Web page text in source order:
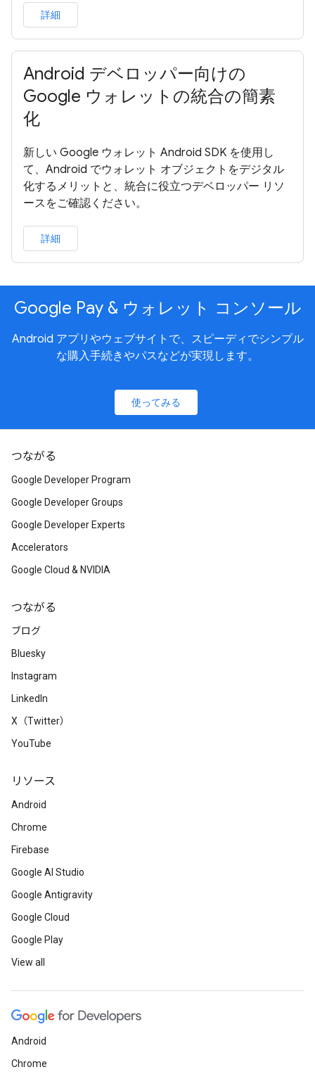
詳細
Android デベロッパー向けの
Google ウォレットの統合の簡素
化
新しい Google ウォレット Android SDK を使用し
て、Android でウォレット オブジェクトをデジタル
化するメリットと、統合に役立つデベロッパー リソ
ースをご確認ください。
詳細
Google Pay & ウォレット コンソール
Android アプリやウェブサイトで、スピーディでシンプル
な購入手続きやパスなどが実現します。
使ってみる
つながる
Google Developer Program
Google Developer Groups
Google Developer Experts
Accelerators
Google Cloud & NVIDIA
つながる
ブログ
Bluesky
Instagram
LinkedIn
X（Twitter）
YouTube
リソース
Android
Chrome
Firebase
Google AI Studio
Google Antigravity
Google Cloud
Google Play
View all
Android
Chrome